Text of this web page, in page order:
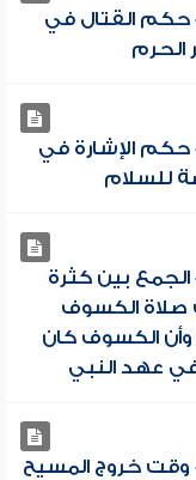
- حكم القتال في
الحرم
- حكم الإشارة في
للسلام
- الجمع بين كثرة
الكسوف
وأن الكسوف كان
في عهد النبي
- وقت خروج المسيح